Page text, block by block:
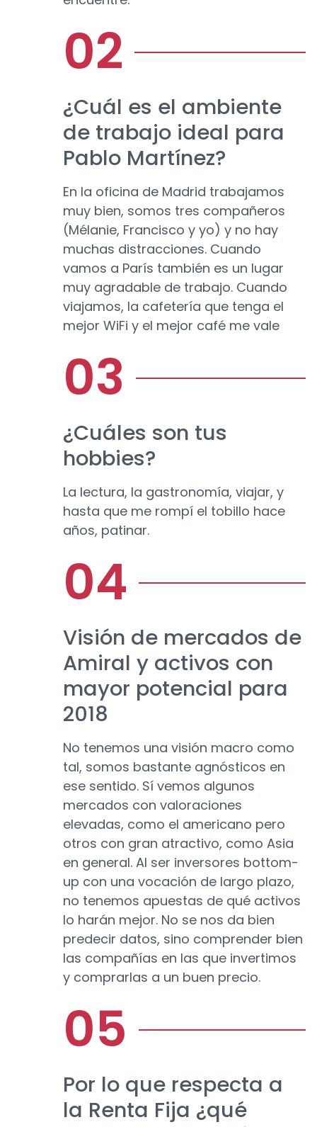
¿Cuál es el ambiente
de trabajo ideal para
Pablo Martínez?
En la oficina de Madrid trabajamos
muy bien, somos tres compañeros
(Mélanie, Francisco y yo) y no hay
muchas distracciones. Cuando
vamos a París también es un lugar
muy agradable de trabajo. Cuando
viajamos, la cafetería que tenga el
mejor WiFi y el mejor café me vale
¿Cuáles son tus
hobbies?
La lectura, la gastronomía, viajar, y
hasta que me rompí el tobillo hace
años, patinar.
Visión de mercados de
Amiral y activos con
mayor potencial para
2018
No tenemos una visión macro como
tal, somos bastante agnósticos en
ese sentido. Sí vemos algunos
mercados con valoraciones
elevadas, como el americano pero
otros con gran atractivo, como Asia
en general. Al ser inversores bottom-
up con una vocación de largo plazo,
no tenemos apuestas de qué activos
lo harán mejor. No se nos da bien
predecir datos, sino comprender bien
las compañías en las que invertimos
y comprarlas a un buen precio.
Por lo que respecta a
la Renta Fija ¿qué